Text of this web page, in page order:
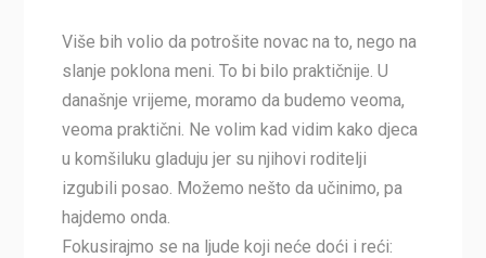
Više bih volio da potrošite novac na to, nego na
slanje poklona meni. To bi bilo praktičnije. U
današnje vrijeme, moramo da budemo veoma,
veoma praktični. Ne volim kad vidim kako djeca
u komšiluku gladuju jer su njihovi roditelji
izgubili posao. Možemo nešto da učinimo, pa
hajdemo onda.
Fokusirajmo se na ljude koji neće doći i reći: